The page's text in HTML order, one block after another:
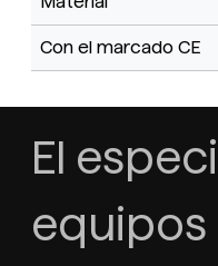
Con el marcado CE
El
equipos